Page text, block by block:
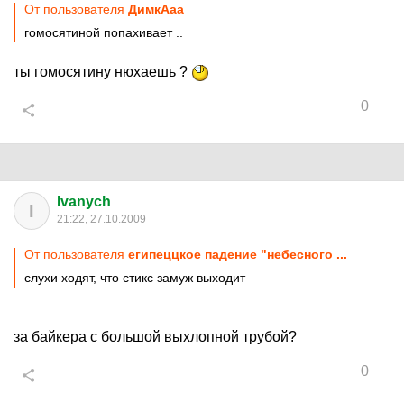
От пользователя ДимкАаа
гомосятиной попахивает ..
ты гомосятину нюхаешь ?
0
I Ivanych
21:22, 27.10.2009
От пользователя египеццкое падение "небесного ...
слухи ходят, что стикс замуж выходит
за байкера с большой выхлопной трубой?
0